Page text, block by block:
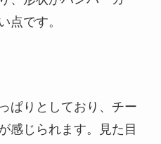
点です。
ぱりとしており、チー
感じられます。見た目